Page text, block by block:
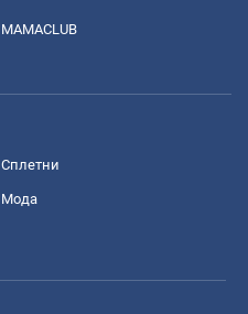
MAMACLUB
Сплетни
Мода